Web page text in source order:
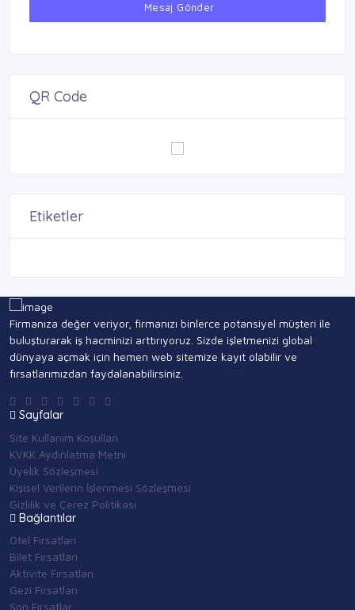
Mesaj Gönder
QR Code
Etiketler
Firmanıza değer veriyor, firmanızı binlerce potansiyel müşteri ile
buluşturarak iş hacminizi arttırıyoruz. Sizde işletmenizi global
dünyaya açmak için hemen web sitemize kayıt olabilir ve
fırsatlarımızdan faydalanabilirsiniz.
Sayfalar
Site Kullanım Koşulları
KVKK Aydınlatma Metni
Üyelik Sözleşmesi
Kişisel Verilerin İşlenmesi Sözleşmesi
Gizlilik ve Çerez Politikası
Bağlantılar
Otel Fırsatları
Bilet Fırsatları
Aktivite Fırsatları
Gezi Fırsatları
Son Fırsatlar